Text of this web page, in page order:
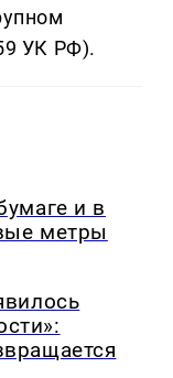
УК РФ).
и в
метры